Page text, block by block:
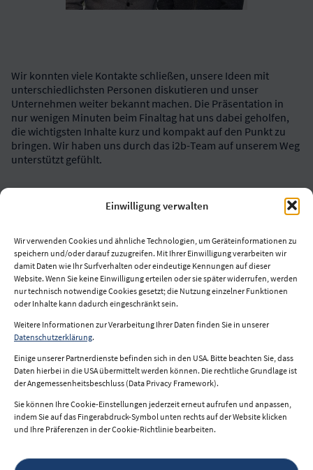
Einwilligung verwalten
Wir verwenden Cookies und ähnliche Technologien, um Geräteinformationen zu
speichern und/oder darauf zuzugreifen. Mit Ihrer Einwilligung verarbeiten wir
damit Daten wie Ihr Surfverhalten oder eindeutige Kennungen auf dieser
Website. Wenn Sie keine Einwilligung erteilen oder sie später widerrufen, werden
nur technisch notwendige Cookies gesetzt; die Nutzung einzelner Funktionen
oder Inhalte kann dadurch eingeschränkt sein.
Weitere Informationen zur Verarbeitung Ihrer Daten finden Sie in unserer
Datenschutzerklärung.
Einige unserer Partnerdienste befinden sich in den USA. Bitte beachten Sie, dass
Daten hierbei in die USA übermittelt werden können. Die rechtliche Grundlage ist
der Angemessenheitsbeschluss (Data Privacy Framework).
Sie können Ihre Cookie-Einstellungen jederzeit erneut aufrufen und anpassen,
indem Sie auf das Fingerabdruck-Symbol unten rechts auf der Website klicken
und Ihre Präferenzen in der Cookie-Richtlinie bearbeiten.
Wir konnten viele Kontakte schließen, unsere Ideen mit
unterschiedlichsten Personen diskutieren und unser
Unternehmen weiter bekannt machen. Die Präsentation in
nur wenigen Minuten beim Finaltag hat uns dabei geholfen,
die wichtigsten Inhalte kurz und kompakt auf den Punkt zu
bringen. Wir haben uns durch das i2b-Team auf unserem Weg
unterstützt gefühlt.
Impressum
Datenschutz
Nutzungsbedingungen
© 2026 i2b.at